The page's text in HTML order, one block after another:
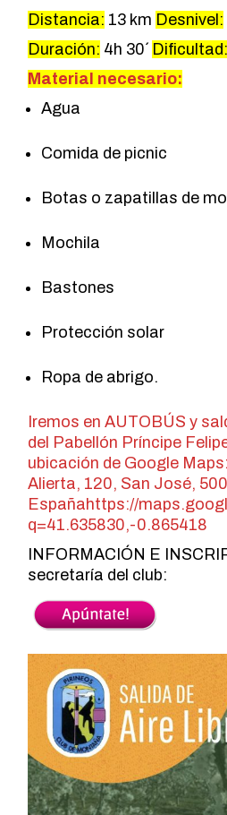
Distancia: 13 km Desnivel:
Duración: 4h 30´ Dificultad:
Material necesario:
Agua
Comida de picnic
Botas o zapatillas de
Mochila
Bastones
Protección solar
Ropa de abrigo.
Iremos en AUTOBÚS y
del Pabellón Príncipe
ubicación de Google
Alierta, 120, San José,
Españahttps://
q=41.635830,-0.865418
INFORMACIÓN E
secretaría del club: